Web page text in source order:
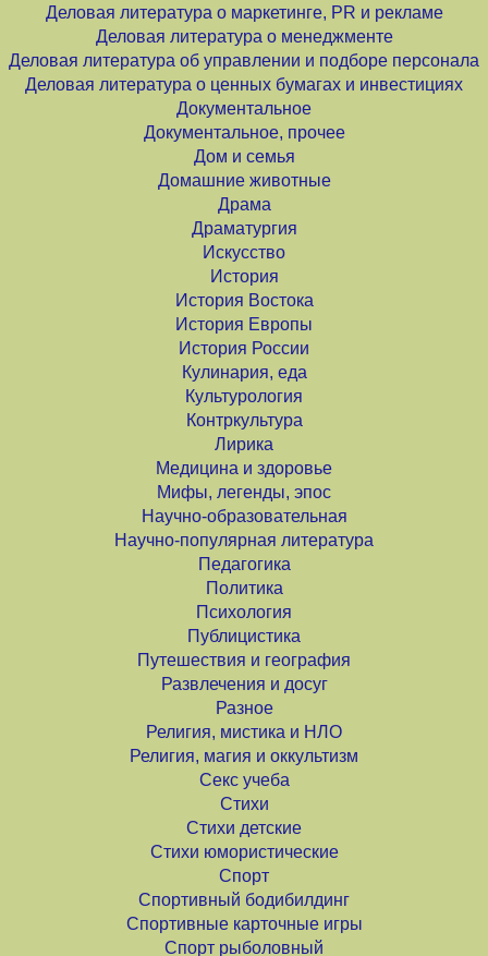
Деловая литература о маркетинге, PR и рекламе
Деловая литература о менеджменте
Деловая литература об управлении и подборе персонала
Деловая литература о ценных бумагах и инвестициях
Документальное
Документальное, прочее
Дом и семья
Домашние животные
Драма
Драматургия
Искусство
История
История Востока
История Европы
История России
Кулинария, еда
Культурология
Контркультура
Лирика
Медицина и здоровье
Мифы, легенды, эпос
Научно-образовательная
Научно-популярная литература
Педагогика
Политика
Психология
Публицистика
Путешествия и география
Развлечения и досуг
Разное
Религия, мистика и НЛО
Религия, магия и оккультизм
Секс учеба
Стихи
Стихи детские
Стихи юмористические
Спорт
Спортивный бодибилдинг
Спортивные карточные игры
Спорт рыболовный